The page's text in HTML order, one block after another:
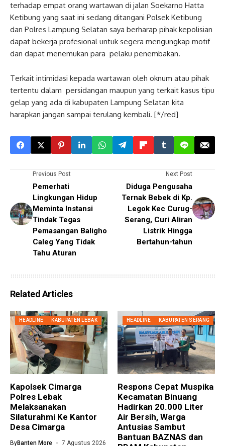
terhadap empat orang wartawan di jalan Soekarno Hatta
Ketibung yang saat ini sedang ditangani Polsek Ketibung
dan Polres Lampung Selatan saya berharap pihak kepolisian
dapat bekerja profesional untuk segera mengungkap motif
dan dapat menemukan para pelaku penembakan.
Terkait intimidasi kepada wartawan oleh oknum atau pihak
tertentu dalam persidangan maupun yang terkait kasus tipu
gelap yang ada di kabupaten Lampung Selatan kita
harapkan jangan sampai terulang kembali. [*/red]
Previous Post
Pemerhati
Lingkungan Hidup
Meminta Instansi
Tindak Tegas
Pemasangan Baligho
Caleg Yang Tidak
Tahu Aturan
Next Post
Diduga Pengusaha
Ternak Bebek di Kp.
Legok Kec Curug-
Serang, Curi Aliran
Listrik Hingga
Bertahun-tahun
Related Articles
HEADLINE KABUPATEN LEBAK
Kapolsek Cimarga
Polres Lebak
Melaksanakan
Silaturahmi Ke Kantor
Desa Cimarga
ByBanten More 7 Agustus 2026
HEADLINE KABUPATEN SERANG
Respons Cepat Muspika
Kecamatan Binuang
Hadirkan 20.000 Liter
Air Bersih, Warga
Antusias Sambut
Bantuan BAZNAS dan